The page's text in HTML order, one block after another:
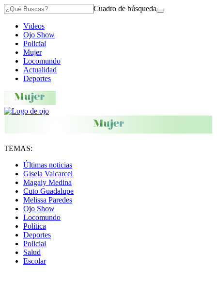
Cuadro de búsqueda
Videos
Ojo Show
Policial
Mujer
Locomundo
Actualidad
Deportes
TEMAS:
Últimas noticias
Gisela Valcarcel
Magaly Medina
Cuto Guadalupe
Melissa Paredes
Ojo Show
Locomundo
Política
Deportes
Policial
Salud
Escolar